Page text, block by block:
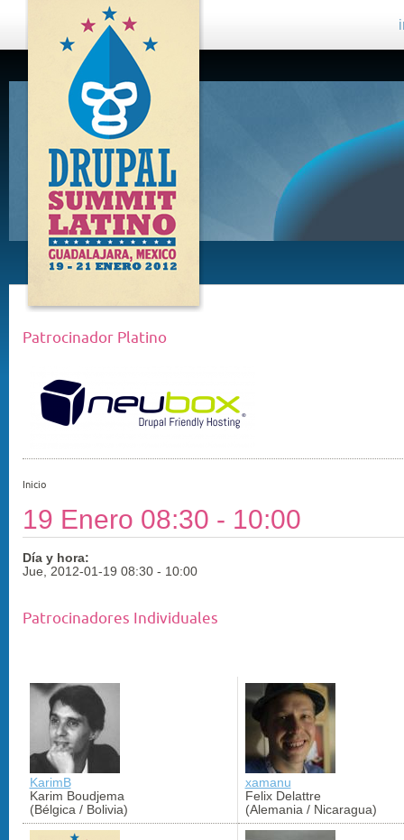
DRUPAL
SUMMIT
LATINO,
GUADALAJARA
2012
Patrocinador Platino
Inicio
19 Enero 08:30 - 10:00
Día y hora:
Jue, 2012-01-19 08:30 - 10:00
Patrocinadores Individuales
KarimB
Karim Boudjema
(Bélgica / Bolivia)
xamanu
Felix Delattre
(Alemania / Nicaragua)